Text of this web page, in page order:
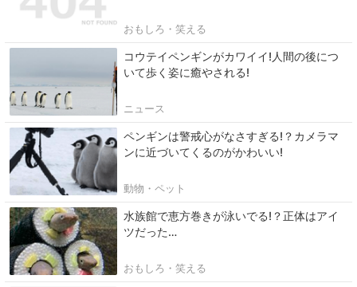
おもしろ・笑える
コウテイペンギンがカワイイ!人間の後につ
いて歩く姿に癒やされる!
ニュース
ペンギンは警戒心がなさすぎる!？カメラマ
ンに近づいてくるのがかわいい!
動物・ペット
水族館で恵方巻きが泳いでる!？正体はアイ
ツだった…
おもしろ・笑える